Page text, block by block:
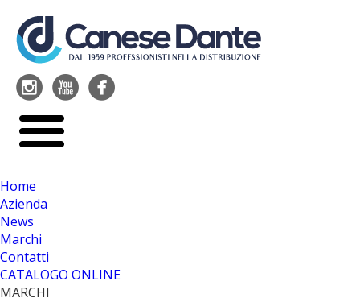
  
Home
Azienda
News
Marchi
Contatti
CATALOGO ONLINE
MARCHI